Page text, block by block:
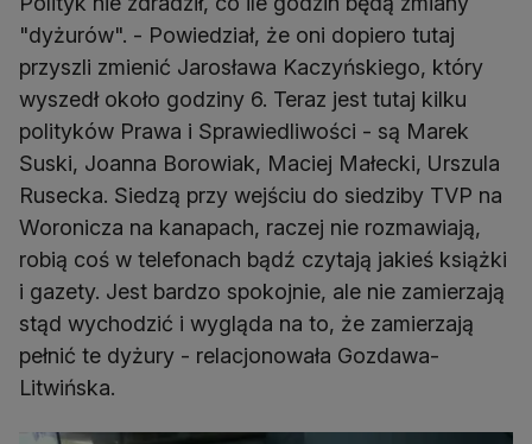
"dyżurów". - Powiedział, że oni dopiero tutaj
przyszli zmienić Jarosława Kaczyńskiego, który
wyszedł około godziny 6. Teraz jest tutaj kilku
polityków Prawa i Sprawiedliwości - są Marek
Suski, Joanna Borowiak, Maciej Małecki, Urszula
Rusecka. Siedzą przy wejściu do siedziby TVP na
Woronicza na kanapach, raczej nie rozmawiają,
robią coś w telefonach bądź czytają jakieś książki
i gazety. Jest bardzo spokojnie, ale nie zamierzają
stąd wychodzić i wygląda na to, że zamierzają
pełnić te dyżury - relacjonowała Gozdawa-
Litwińska.